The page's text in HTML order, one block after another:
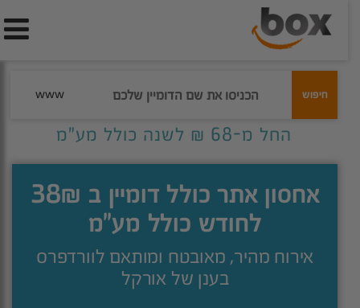
www
החל מ-68 ₪ לשנה כולל מע"מ
אחסון אתר כולל דומיין ב 38₪
לחודש כולל מע"מ
אירוח מהיר, מאובטח ומותאם לוורדפרס
בענן של אורקל